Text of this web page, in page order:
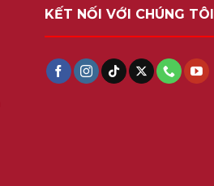
KẾT NỐI VỚI CHÚNG TÔI